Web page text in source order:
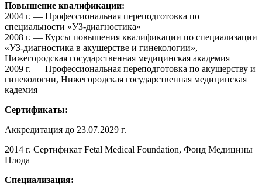
Повышение квалификации:
2004 г. — Профессиональная переподготовка по
специальности «УЗ-диагностика»
2008 г. — Курсы повышения квалификации по специализации
«УЗ-диагностика в акушерстве и гинекологии»,
Нижегородская государственная медицинская академия
2009 г. — Профессиональная переподготовка по акушерству и
гинекологии, Нижегородская государственная медицинская
кадемия
Сертификаты:
Аккредитация до 23.07.2029 г.
2014 г. Сертификат Fetal Medical Foundation, Фонд Медицины
Плода
Специализация: